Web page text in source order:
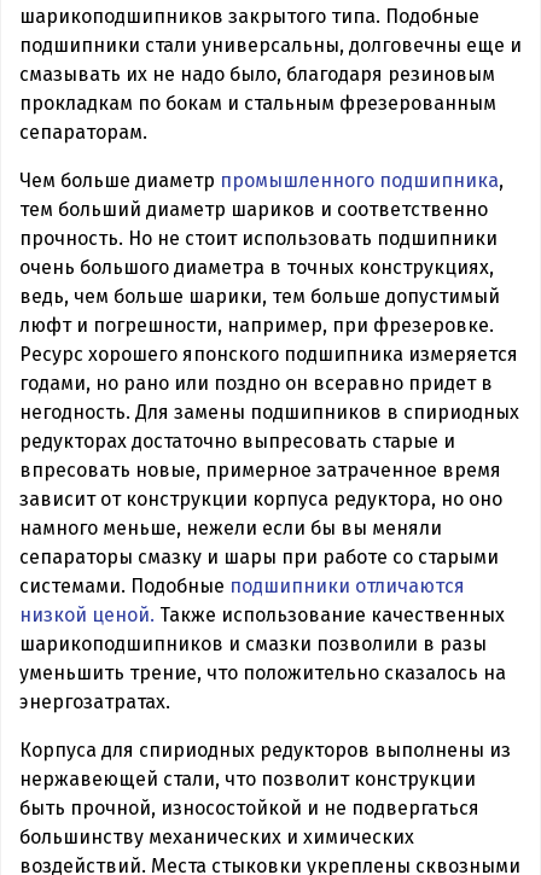
шарикоподшипников закрытого типа. Подобные
подшипники стали универсальны, долговечны еще и
смазывать их не надо было, благодаря резиновым
прокладкам по бокам и стальным фрезерованным
сепараторам.
Чем больше диаметр промышленного подшипника,
тем больший диаметр шариков и соответственно
прочность. Но не стоит использовать подшипники
очень большого диаметра в точных конструкциях,
ведь, чем больше шарики, тем больше допустимый
люфт и погрешности, например, при фрезеровке.
Ресурс хорошего японского подшипника измеряется
годами, но рано или поздно он всеравно придет в
негодность. Для замены подшипников в спириодных
редукторах достаточно выпресовать старые и
впресовать новые, примерное затраченное время
зависит от конструкции корпуса редуктора, но оно
намного меньше, нежели если бы вы меняли
сепараторы смазку и шары при работе со старыми
системами. Подобные подшипники отличаются
низкой ценой. Также использование качественных
шарикоподшипников и смазки позволили в разы
уменьшить трение, что положительно сказалось на
энергозатратах.
Корпуса для спириодных редукторов выполнены из
нержавеющей стали, что позволит конструкции
быть прочной, износостойкой и не подвергаться
большинству механических и химических
воздействий. Места стыковки укреплены сквозными